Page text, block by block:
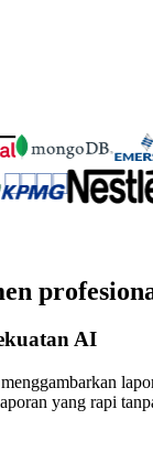
AI
yang rapi